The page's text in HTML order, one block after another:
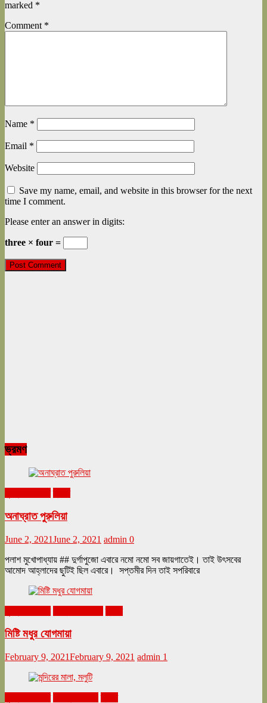
marked *
Comment *
Name *
Email *
Website
Save my name, email, and website in this browser for the next
time I comment.
Please enter an answer in digits:
three × four =
ভ্রমণ
অনাঘ্রাত পুরুলিয়া
June 2, 2021June 2, 2021 admin 0
পলাশ মুখোপাধ্যায় ## দুর্গাপুজো এবারে নমো নমো সব জায়গাতেই। তাই উৎসবের
আমোদ আহ্লাদের ছুটিই ছিল এবারে। সপ্তমীর দিন তাই সপরিবারে
মিষ্টি মধুর যোগমায়া
February 9, 2021February 9, 2021 admin 1